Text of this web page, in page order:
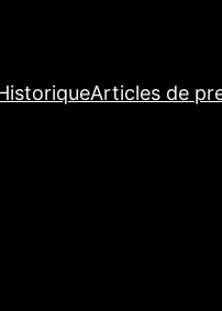
Articles de